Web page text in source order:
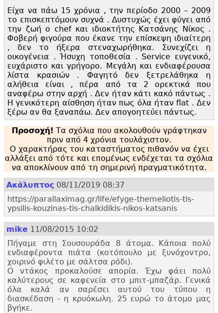
Είχα να πάω 15 χρόνια , την περίοδο 2000 – 2009
το επισκεπτόμουν συχνά . Δυστυχώς έχει φύγει από
την ζωή ο chef και ιδιοκτήτης Κατσάνης Νίκος .
Φοβερή φιγούρα που έκανε την επίσκεψη ιδιαίτερη
, δεν το ήξερα στεναχωρήθηκα. Συνεχίζει η
οικογένεια . Ήσυχη τοποθεσία . Service ευγενικό,
ευχάριστο και γρήγορο. Μεγάλη και ενδιαφέρουσα
λίστα κρασιών . Φαγητό δεν ξετρελάθηκα η
αλήθεια είναι , πέρα από τα 2 ορεκτικά που
αναφέρω στην αρχή . Δεν ήταν κάτι κακό πάντως .
Η γενικότερη αίσθηση ήταν πως όλα ήταν flat . Δεν
ξέρω αν θα ξαναπάω. Δεν απογοητεύει πάντως.
Προσοχή! Τα σχόλια που ακολουθούν γράφτηκαν
πριν από 4 χρόνια τουλάχιστον.
Ο χαρακτήρας του καταστήματος πιθανόν να έχει
αλλάξει από τότε και επομένως ενδέχεται τα σχόλια
να αποκλίνουν από τη σημερινή πραγματικότητα.
Ακάλυπτος 08/11/2019 08:37
https://parallaximag.gr/life/efyge-themeliotis-tis-
ypsilis-kouzinas-tis-chalkidikis-nikos-katsanis
mike 11/08/2015 10:02
Πήγαμε στη Σουσουράδα 8 άτομα. Κάποια πολύ
ενδιαφέροντα πιάτα (κοτόπουλο με ξυνόχοντρο,
χοιρινό φιλέτο με σάλτσα ρόδι).
Ο ντάκος προκαλούσε απορία. Έχω φάει πολύ
καλύτερους σε καφενεία στο μπιτ-μπαζάρ. Γενικά
όλα καλά αν σαρέσει αυτού του τύπου η
διασκέδαση - η κρυόκωλη. 25 ευρώ το άτομο μας
βγήκε.